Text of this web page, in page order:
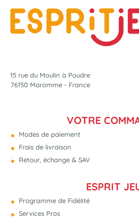
15 rue du Moulin à Poudre
76150 Maromme - France
VOTRE
Modes de paiement
Frais de livraison
Retour, échange & SAV
ESPRIT
Programme de Fidélité
Services Pros